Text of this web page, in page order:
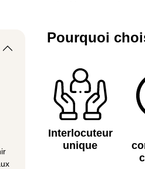
Pourquoi
Interlocuteur
unique